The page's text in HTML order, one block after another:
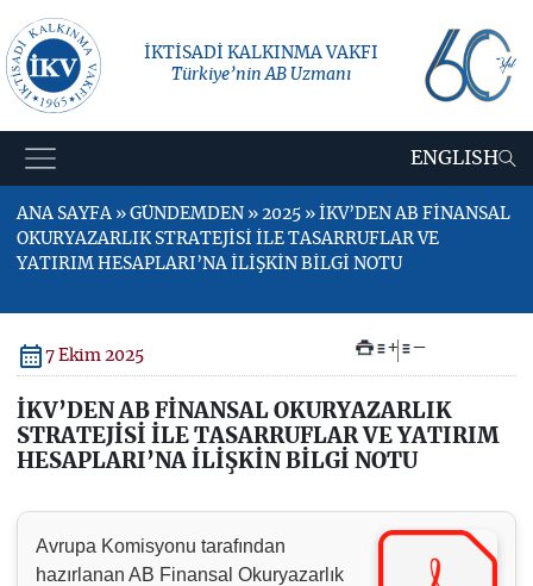
İKTİSADİ KALKINMA VAKFI
Türkiye’nin AB Uzmanı
ENGLISH
ANA SAYFA » GÜNDEMDEN » 2025 » İKV’DEN AB FİNANSAL
OKURYAZARLIK STRATEJİSİ İLE TASARRUFLAR VE
YATIRIM HESAPLARI’NA İLİŞKİN BİLGİ NOTU
7 Ekim 2025 + –
İKV’DEN AB FİNANSAL OKURYAZARLIK
STRATEJİSİ İLE TASARRUFLAR VE YATIRIM
HESAPLARI’NA İLİŞKİN BİLGİ NOTU
Avrupa Komisyonu tarafından
hazırlanan AB Finansal Okuryazarlık